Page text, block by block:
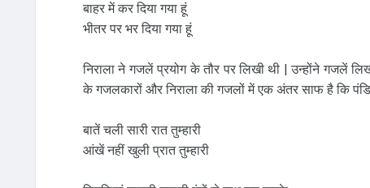
बाहर में कर दिया गया हूं
भीतर पर भर दिया गया हूं
निराला ने गजलें प्रयोग के तौर पर लिखी थी | उन्होंने गजलें
के गजलकारों और निराला की गजलों में एक अंतर साफ है कि
बातें चली सारी रात तुम्हारी
आंखें नहीं खुली प्रात तुम्हारी